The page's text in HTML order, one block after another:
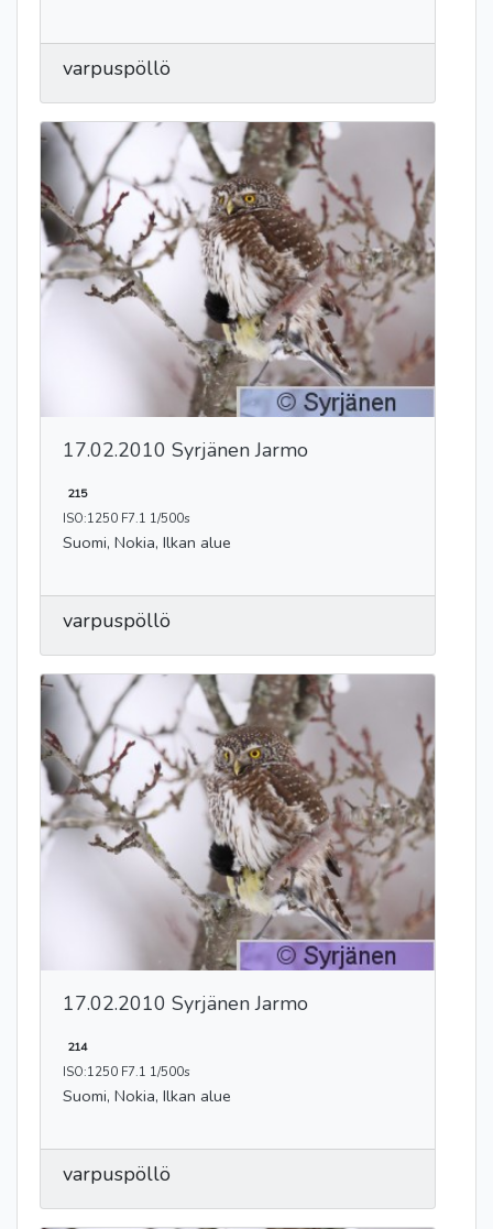
varpuspöllö
17.02.2010 Syrjänen Jarmo
215
ISO:1250 F7.1 1/500s
Suomi, Nokia, Ilkan alue
varpuspöllö
17.02.2010 Syrjänen Jarmo
214
ISO:1250 F7.1 1/500s
Suomi, Nokia, Ilkan alue
varpuspöllö